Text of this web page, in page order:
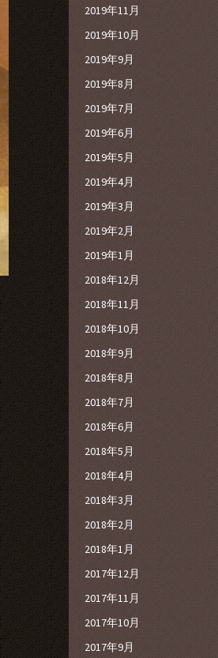
2019年11月
2019年10月
2019年9月
2019年8月
2019年7月
2019年6月
2019年5月
2019年4月
2019年3月
2019年2月
2019年1月
2018年12月
2018年11月
2018年10月
2018年9月
2018年8月
2018年7月
2018年6月
2018年5月
2018年4月
2018年3月
2018年2月
2018年1月
2017年12月
2017年11月
2017年10月
2017年9月